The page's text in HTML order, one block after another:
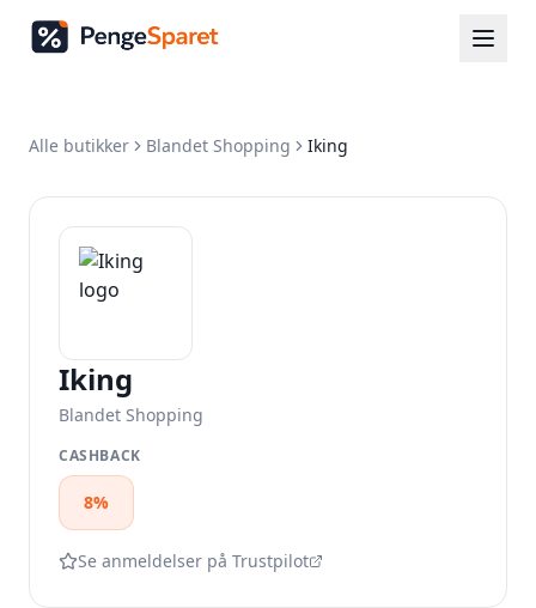
Alle butikker Blandet Shopping Iking
Iking
Blandet Shopping
CASHBACK
8%
Se anmeldelser på Trustpilot